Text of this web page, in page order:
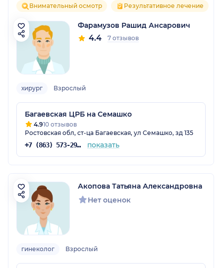
Внимательный осмотр Результативное лечение
Фарамузов Рашид Ансарович
4.4 7 отзывов
хирург Взрослый
Багаевская ЦРБ на Семашко
4.910 отзывов
Ростовская обл, ст-ца Багаевская, ул Семашко, зд 135
+7 (863) 573-29-78 показать
Акопова Татьяна Александровна
Нет оценок
гинеколог Взрослый